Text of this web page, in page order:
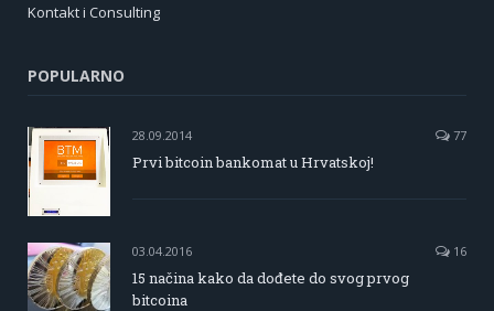
Kontakt i Consulting
POPULARNO
28.09.2014 77
Prvi bitcoin bankomat u Hrvatskoj!
03.04.2016 16
15 načina kako da dođete do svog prvog
bitcoina